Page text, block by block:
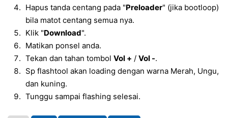
Hapus tanda centang pada "Preloader" (jika bootloop)
bila matot centang semua nya.
Klik "Download".
Matikan ponsel anda.
Tekan dan tahan tombol Vol + / Vol -.
Sp flashtool akan loading dengan warna Merah, Ungu,
dan kuning.
Tunggu sampai flashing selesai.